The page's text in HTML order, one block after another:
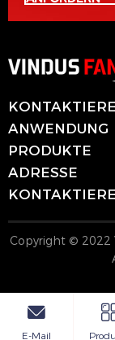
ANWENDUNG
PRODUKTE
ADRESSE
Copyright © 2022
E-Mail